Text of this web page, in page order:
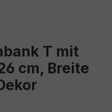
T mit
cm, Breite